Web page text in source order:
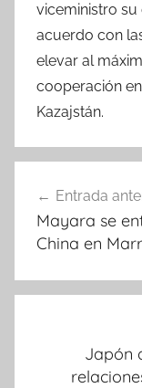
viceministro su
acuerdo con
elevar al
cooperación
Kazajstán.
de
entradas
Entrada
Mayara se
China en
Japón